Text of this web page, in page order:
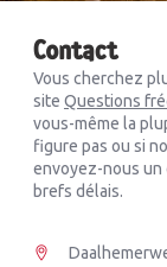
Contact
Vous cherchez
site Questions
vous-même la
figure pas ou si
envoyez-nous un
brefs délais.